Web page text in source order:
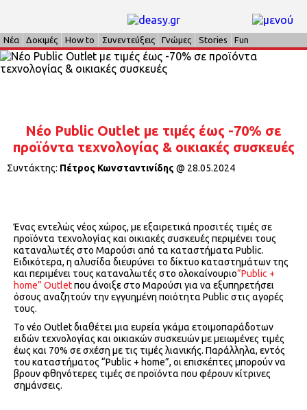
Νέα Δοκιμές How to Συνεντεύξεις Γνώμες Stories Fun
Νέο Public Outlet με τιμές έως -70% σε
προϊόντα τεχνολογίας & οικιακές συσκευές
Συντάκτης: Πέτρος Κωνσταντινίδης @ 28.05.2024
Ένας εντελώς νέος χώρος, με εξαιρετικά προσιτές τιμές σε
προϊόντα τεχνολογίας και οικιακές συσκευές περιμένει τους
καταναλωτές στο Μαρούσι από τα καταστήματα Public.
Ειδικότερα, η αλυσίδα διευρύνει το δίκτυο καταστημάτων της
και περιμένει τους καταναλωτές στο ολοκαίνουριο“Public +
home” Outletπου άνοιξε στο Μαρούσι για να εξυπηρετήσει
όσους αναζητούν την εγγυημένη ποιότητα Public στις αγορές
τους.
Το νέο Outlet διαθέτει μια ευρεία γκάμα ετοιμοπαράδοτων
ειδών τεχνολογίας και οικιακών συσκευών με μειωμένες τιμές
έως και 70% σε σχέση με τις τιμές λιανικής. Παράλληλα, εντός
του καταστήματος “Public + home”, οι επισκέπτες μπορούν να
βρουν φθηνότερες τιμές σε προϊόντα που φέρουν κίτρινες
σημάνσεις.